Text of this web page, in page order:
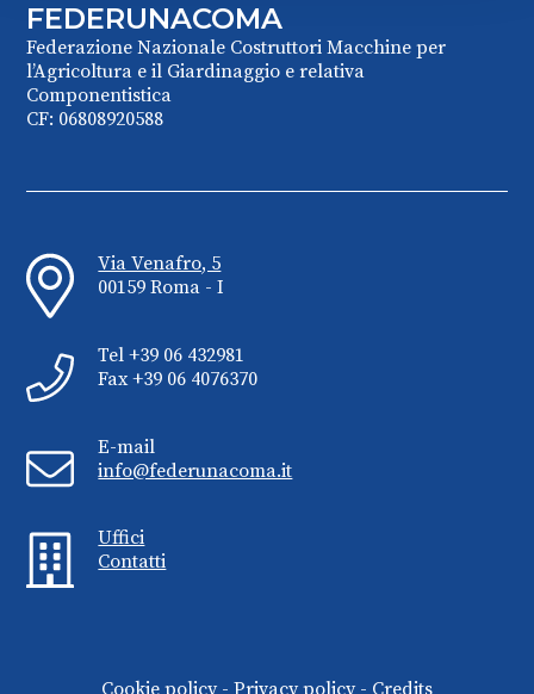
FEDERUNACOMA
Federazione Nazionale Costruttori Macchine per
l’Agricoltura e il Giardinaggio e relativa
Componentistica
CF: 06808920588
Via Venafro, 5
00159 Roma - I
Tel +39 06 432981
Fax +39 06 4076370
E-mail
info@federunacoma.it
Uffici
Contatti
Cookie policy- Privacy policy- Credits